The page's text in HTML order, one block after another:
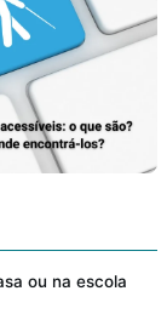
ou na escola